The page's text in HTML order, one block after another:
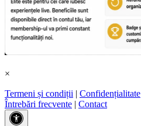
×
Termeni și condiții | Confidențialitate
Întrebări frecvente | Contact